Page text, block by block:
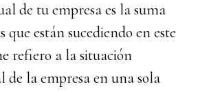
de tu empresa es la suma
que están sucediendo en este
refiero a la situación
la empresa en una sola